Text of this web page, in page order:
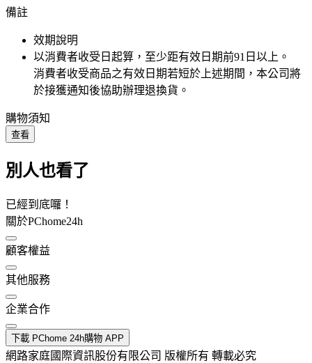
備註
效期說明
以消費者收受日起算，至少距有效日期前91 日以上。
消費者收受商品之有效日期若短於上述期間，本公司將
於接獲通知後協助辦理退換貨。
購物須知
查看
別人也看了
已經到底囉！
關於PChome24h
顧客權益
其他服務
企業合作
下載 PChome 24h購物 APP
網路家庭國際資訊股份有限公司 版權所有 轉載必究